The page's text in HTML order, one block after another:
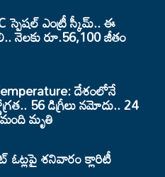
స్పెషల్ ఎంట్రీ స్కీమ్.. ఈ
నెలకు రూ.56,100 జీతం
దేశంలోనే
56 డిగ్రీలు నమోదు.. 24
మృతి
ఓట్లపై శనివారం క్లారిటీ